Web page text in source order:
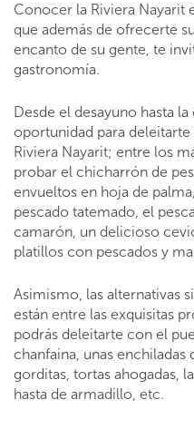
Conocer la Riviera Nayarit
que además de ofrecerte
encanto de su gente, te
gastronomía.
Desde el desayuno hasta
oportunidad para
Riviera Nayarit; entre los
probar el chicharrón de
envueltos en hoja de
pescado tatemado, el
camarón, un delicioso
platillos con pescados y
Asimismo, las alternativas
están entre las exquisitas
podrás deleitarte con el
chanfaina, unas
gorditas, tortas ahogadas,
hasta de armadillo, etc.